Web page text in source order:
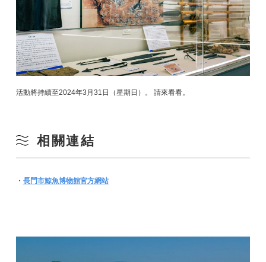
活動將持續至2024年3月31日（星期日）。 請來看看。
相關連結
・ 長門市鯨魚博物館官方網站